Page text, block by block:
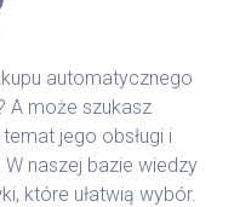
automatycznego
A może szukasz
jego obsługi i
naszej bazie wiedzy
które ułatwią wybór.